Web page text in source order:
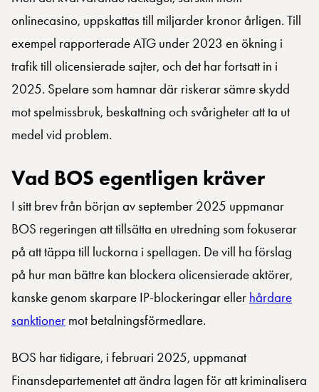
onlinecasino, uppskattas till miljarder kronor årligen. Till
exempel rapporterade ATG under 2023 en ökning i
trafik till olicensierade sajter, och det har fortsatt in i
2025. Spelare som hamnar där riskerar sämre skydd
mot spelmissbruk, beskattning och svårigheter att ta ut
medel vid problem.
Vad BOS egentligen kräver
I sitt brev från början av september 2025 uppmanar
BOS regeringen att tillsätta en utredning som fokuserar
på att täppa till luckorna i spellagen. De vill ha förslag
på hur man bättre kan blockera olicensierade aktörer,
kanske genom skarpare IP-blockeringar eller hårdare
sanktioner mot betalningsförmedlare.
BOS har tidigare, i februari 2025, uppmanat
Finansdepartementet att ändra lagen för att kriminalisera